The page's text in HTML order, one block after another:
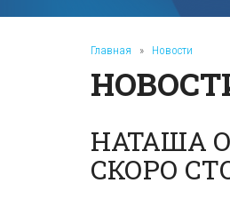
Главная » Новости
НАТАША
СКОРО